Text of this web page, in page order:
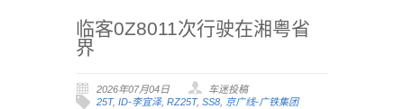
临客0Z8011次行驶在湘粤省
界
2026年07月04日
车迷投稿
25T, ID-李宜泽, RZ25T, SS8, 京广线-广铁集团